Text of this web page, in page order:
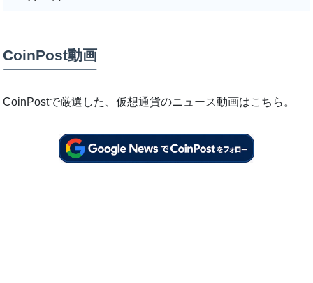
CoinPost動画
CoinPostで厳選した、仮想通貨のニュース動画はこちら。